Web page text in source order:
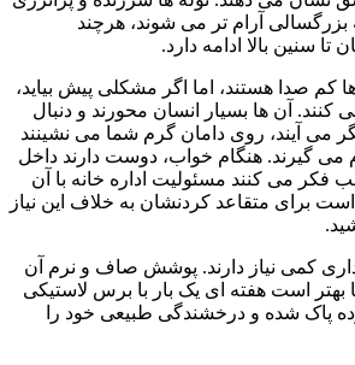
بزرگسالی آرام‌ تر می‌ شوند، هرچند
سنین بالا ادامه دارد.
کم‌ صدا هستند، اما اگر مشکلی پیش بیاید،
کنند. آن‌ ها بسیار انسان‌ محورند و دنبال
می‌ آیند، روی دامان گرم شما می‌ نشینند
می‌ گیرند. هنگام خواب، دوست دارند داخل
فکر می‌ کنند مسئولیت اداره خانه با آن‌
برای متقاعد کردنشان به خلاف این نیاز
کمی نیاز دارند. پوشش صاف و نرم آن‌
بهتر است هفته‌ ای یک بار با برس لاستیکی
پاک شده و درخشندگی طبیعی خود را